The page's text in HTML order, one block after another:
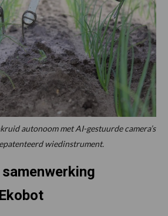
autonoom met AI-gestuurde camera’s
wiedinstrument.